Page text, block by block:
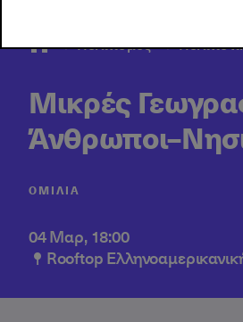
Πολιτισμός
Μικρές
ΟΜΙΛΊΑ
04 Μαρ, 18:00
Rooftop